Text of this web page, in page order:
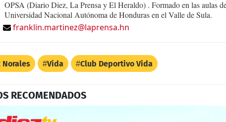
OPSA (Diario Diez, La Prensa y El Heraldo) . Formado en las aulas
Universidad Nacional Autónoma de Honduras en el Valle de Sula.
franklin.martinez@laprensa.hn
Norales Vida Club Deportivo Vida
RECOMENDADOS